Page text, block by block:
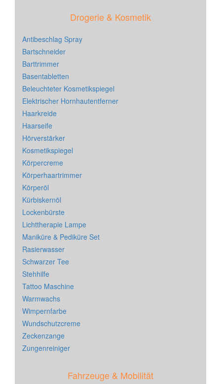
Drogerie & Kosmetik
Antibeschlag Spray
Bartschneider
Barttrimmer
Basentabletten
Beleuchteter Kosmetikspiegel
Elektrischer Hornhautentferner
Haarkreide
Haarseife
Hörverstärker
Kosmetikspiegel
Körpercreme
Körperhaartrimmer
Körperöl
Kürbiskernöl
Lockenbürste
Lichttherapie Lampe
Maniküre & Pediküre Set
Rasierwasser
Schwarzer Tee
Stehhilfe
Tattoo Maschine
Warmwachs
Wimpernfarbe
Wundschutzcreme
Zeckenzange
Zungenreiniger
Fahrzeuge & Mobilität